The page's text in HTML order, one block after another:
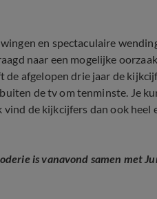
en spectaculaire
naar een mogelijke
de afgelopen drie jaar de
de tv om tenminste. Je
de kijkcijfers dan ook heel
is vanavond samen met